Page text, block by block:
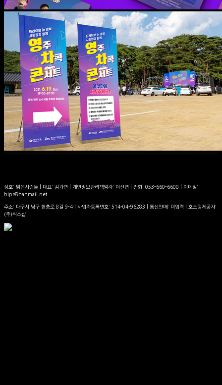
상호: 밝은사람들 | 대표: 김가연 | 개인정보관리책임자: 이신엽 | 전화: 053-660-6600 | 이메일:
hipr@hanmail.net
주소: 대구시 남구 현충로 8길 9-4 | 사업자등록번호: 514-04-96283 | 통신판매: 미입력 | 호스팅제공자:
(주)식스샵